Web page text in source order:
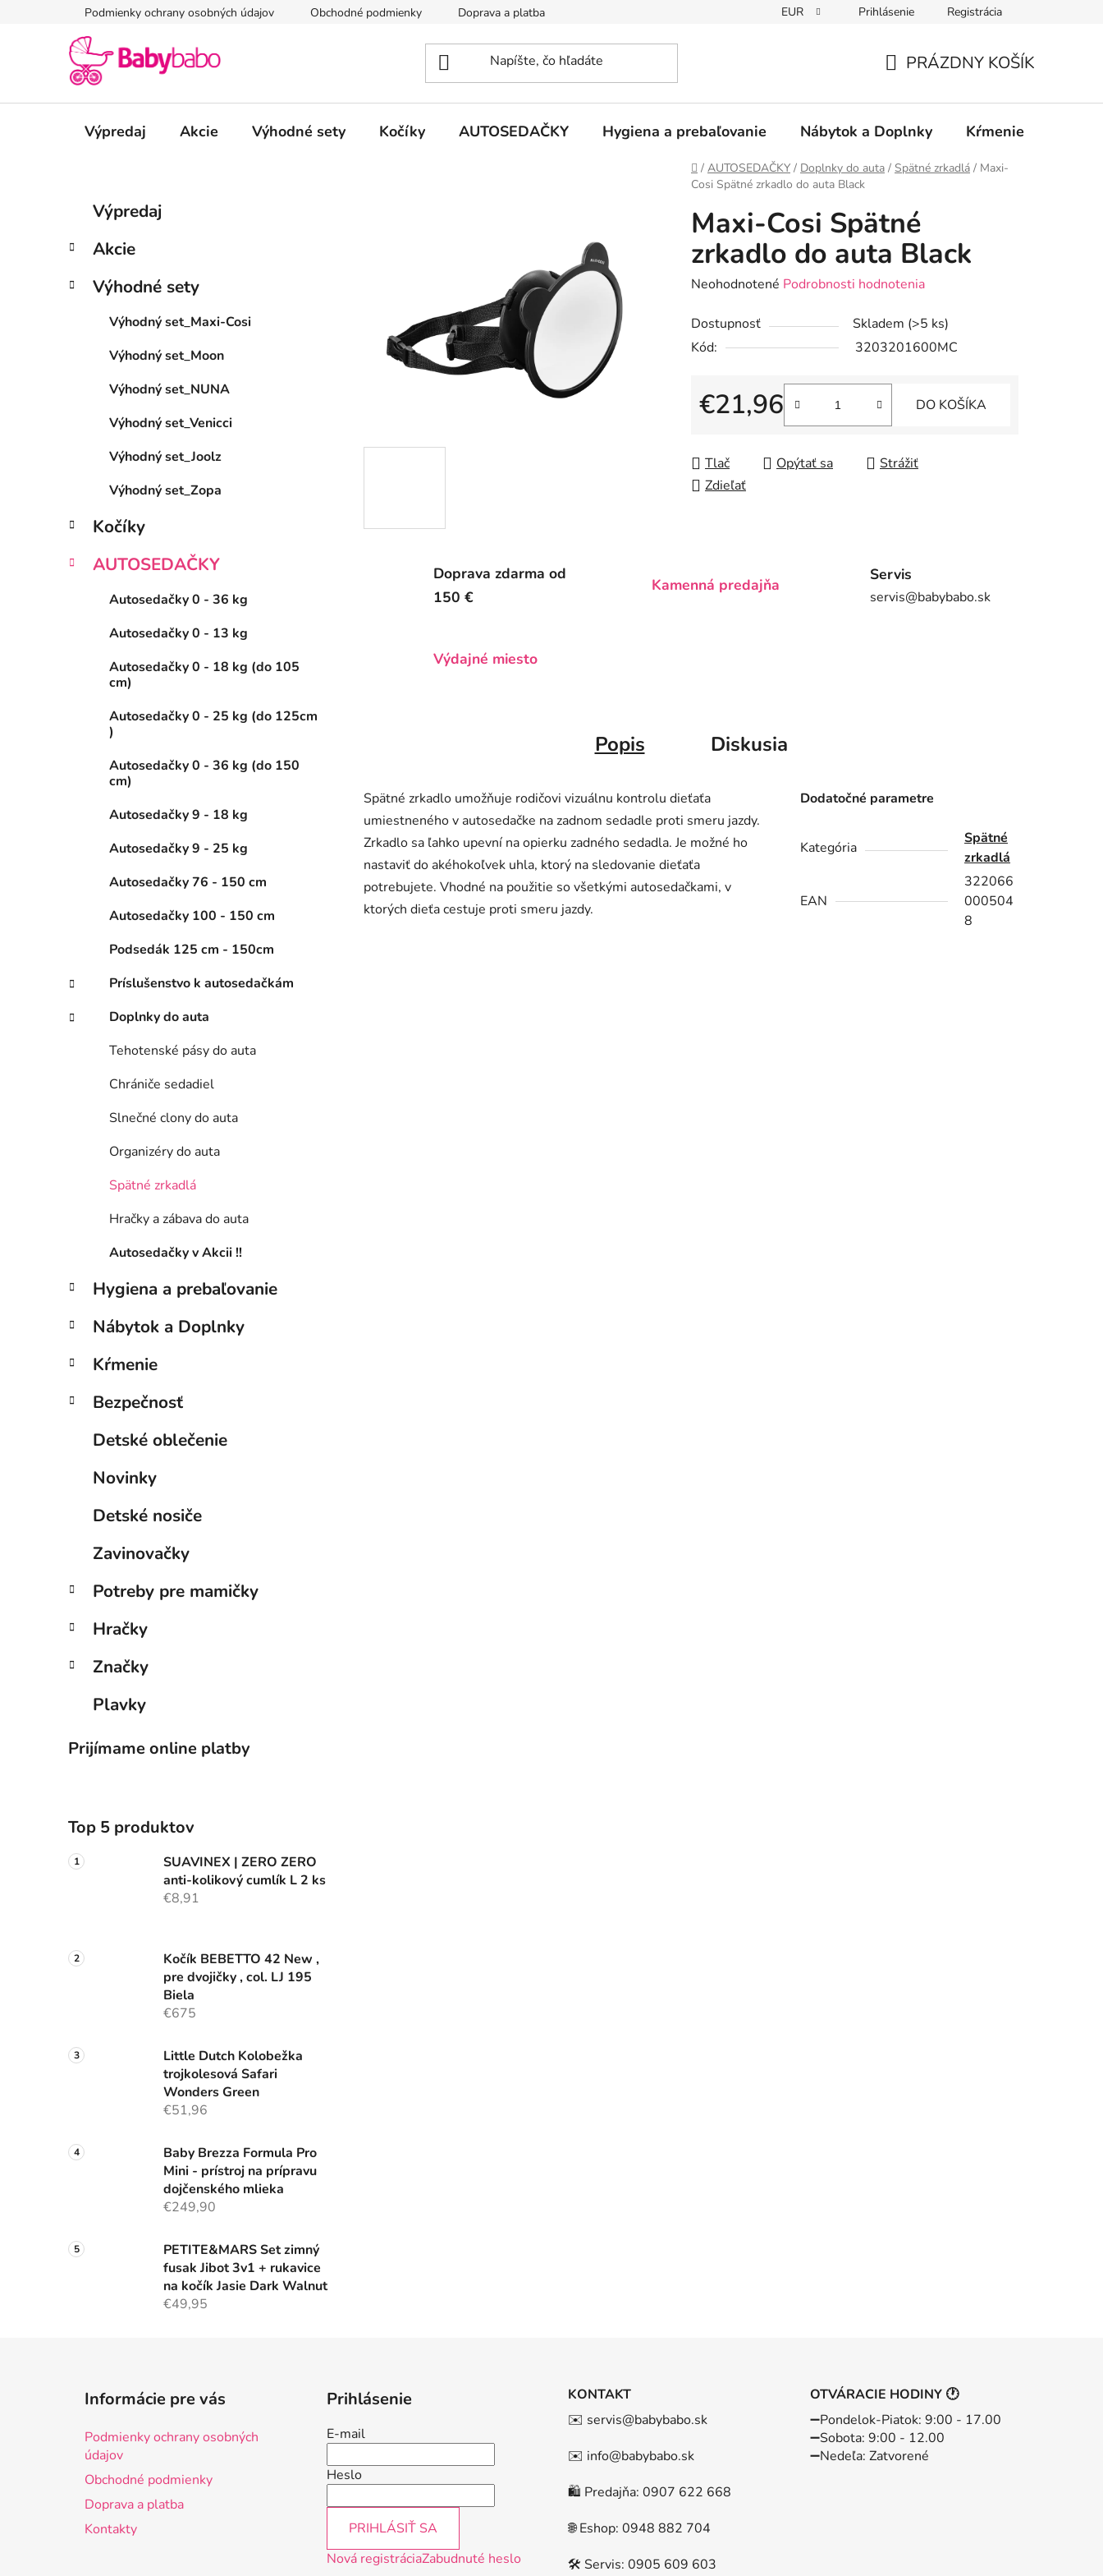
Podmienky ochrany osobných údajov Obchodné podmienky Doprava a platba EUR Prihlásenie Registrácia
KOŠÍK
PRÁZDNY KOŠÍK
Výpredaj Akcie Výhodné sety Kočíky AUTOSEDAČKY Hygiena a prebaľovanie Nábytok a Doplnky Kŕmenie
Domov
/ AUTOSEDAČKY / Doplnky do auta / Spätné zrkadlá / Maxi-
Cosi Spätné zrkadlo do auta Black
č
ý
Preskočiť
kategórie
e
ó
Výpredaj
Akcie
Výhodné sety
Výhodný set_Maxi-Cosi
Výhodný set_Moon
Výhodný set_NUNA
Výhodný set_Venicci
Výhodný set_Joolz
Výhodný set_Zopa
Kočíky
AUTOSEDAČKY
Autosedačky 0 - 36 kg
Autosedačky 0 - 13 kg
Autosedačky 0 - 18 kg (do 105
cm)
Autosedačky 0 - 25 kg (do 125cm
)
Autosedačky 0 - 36 kg (do 150
cm)
Autosedačky 9 - 18 kg
Autosedačky 9 - 25 kg
Autosedačky 76 - 150 cm
Autosedačky 100 - 150 cm
Podsedák 125 cm - 150cm
Príslušenstvo k autosedačkám
Doplnky do auta
Tehotenské pásy do auta
Chrániče sedadiel
Slnečné clony do auta
Organizéry do auta
Spätné zrkadlá
Hračky a zábava do auta
Autosedačky v Akcii !!
Hygiena a prebaľovanie
Nábytok a Doplnky
Kŕmenie
Bezpečnosť
Detské oblečenie
Novinky
Detské nosiče
Zavinovačky
Potreby pre mamičky
Hračky
Značky
Plavky
Prijímame online platby
Top 5 produktov
SUAVINEX | ZERO ZERO
anti-kolikový cumlík L 2 ks
€8,91
Kočík BEBETTO 42 New ,
pre dvojičky , col. LJ 195
Biela
€675
Little Dutch Kolobežka
trojkolesová Safari
Wonders Green
€51,96
Baby Brezza Formula Pro
Mini - prístroj na prípravu
dojčenského mlieka
€249,90
PETITE&MARS Set zimný
fusak Jibot 3v1 + rukavice
na kočík Jasie Dark Walnut
€49,95
Maxi-Cosi Spätné
zrkadlo do auta Black
Priemerné
produktu
je
Neohodnotené Podrobnosti hodnotenia
Dostupnosť Skladem (>5 ks)
Kód:
3203201600MC
€21,96
Jednotková cena:
DO KOŠÍKA
Tlač Opýtať sa
Strážiť
Zdieľať
Doprava zdarma od
150 €
Kamenná predajňa
Servis
servis@babybabo.sk
Výdajné miesto
Popis Diskusia
Spätné zrkadlo umožňuje rodičovi vizuálnu kontrolu dieťaťa
umiestneného v autosedačke na zadnom sedadle proti smeru jazdy.
Zrkadlo sa ľahko upevní na opierku zadného sedadla. Je možné ho
nastaviť do akéhokoľvek uhla, ktorý na sledovanie dieťaťa
potrebujete. Vhodné na použitie so všetkými autosedačkami, v
ktorých dieťa cestuje proti smeru jazdy.
Dodatočné parametre
Kategória
Spätné
zrkadlá
EAN
322066
000504
8
Informácie pre vás
Podmienky ochrany osobných
údajov
Obchodné podmienky
Doprava a platba
Kontakty
Prihlásenie
E-mail
Heslo
PRIHLÁSIŤ SA
Nová registráciaZabudnuté heslo
KONTAKT
✉️ servis@babybabo.sk
✉️ info@babybabo.sk
🛍️ Predajňa: 0907 622 668
🌐 Eshop: 0948 882 704
🛠️ Servis: 0905 609 603
OTVÁRACIE HODINY 🕐
➖️Pondelok-Piatok: 9:00 - 17.00
➖️Sobota: 9:00 - 12.00
➖️Nedeľa: Zatvorené